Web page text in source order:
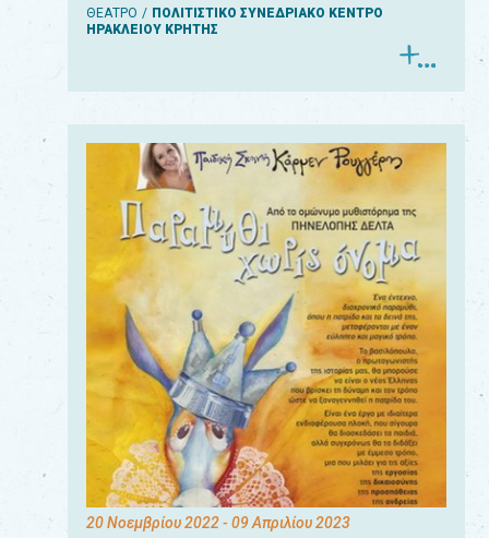
ΘΕΑΤΡΟ
ΠΟΛΙΤΙΣΤΙΚΟ ΣΥΝΕΔΡΙΑΚΟ ΚΕΝΤΡΟ
ΗΡΑΚΛΕΙΟΥ ΚΡΗΤΗΣ
20 Νοεμβρίου 2022- 09 Απριλίου 2023